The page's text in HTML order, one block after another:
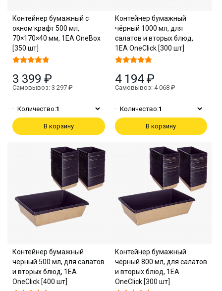
Контейнер бумажный с
окном крафт 500 мл,
70×170×40 мм, 1EA OneBox
[350 шт]
3 399 ₽
Самовывоз: 3 297 ₽
Количество:1
В корзину
Контейнер бумажный
чёрный 1000 мл, для
салатов и вторых блюд,
1EA OneClick [300 шт]
4 194 ₽
Самовывоз: 4 068 ₽
Количество:1
В корзину
Контейнер бумажный
чёрный 500 мл, для салатов
и вторых блюд, 1EA
OneClick [400 шт]
Контейнер бумажный
чёрный 800 мл, для салатов
и вторых блюд, 1EA
OneClick [300 шт]